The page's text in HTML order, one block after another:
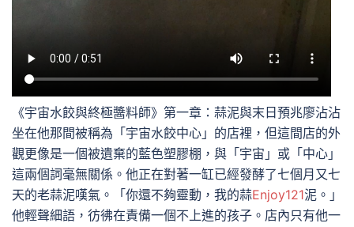
《宇宙水餃與終極醬料師》第一章：蒜泥與末日預兆廖沾沾
坐在他那間被稱為「宇宙水餃中心」的店裡，但這間店的外
觀更像是一個被遺棄的藍色塑膠棚，與「宇宙」或「中心」
這兩個詞毫無關係。他正在對著一缸已經發酵了七個月又七
天的老蒜泥嘆氣。「你還不夠靈動，我的蒜Enjoy121泥。」
他輕聲細語，彷彿在責備一個不上進的孩子。店內只有他一